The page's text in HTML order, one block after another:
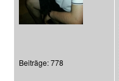
Beiträge: 778